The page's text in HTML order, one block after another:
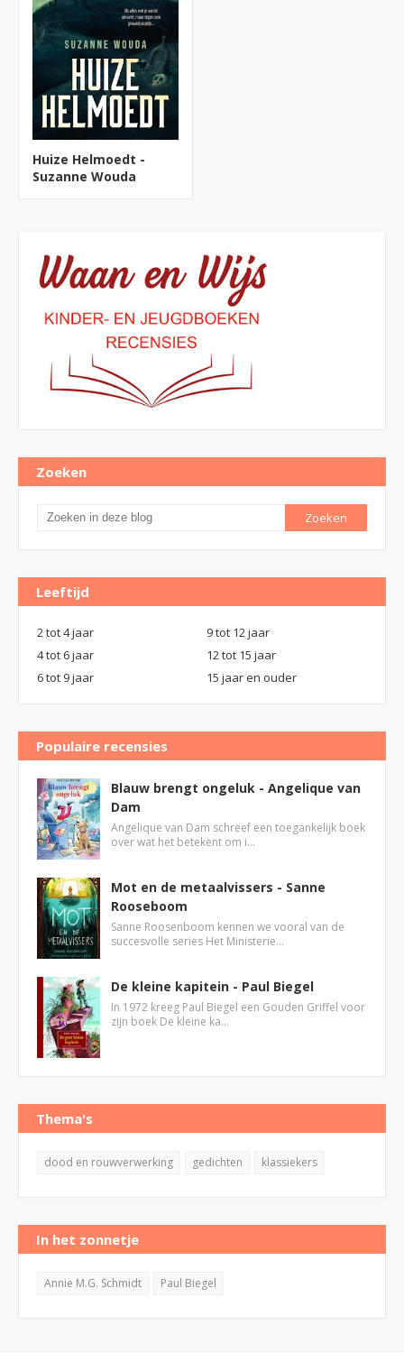
Huize Helmoedt -
Suzanne Wouda
Zoeken
Leeftijd
2 tot 4 jaar
9 tot 12 jaar
4 tot 6 jaar
12 tot 15 jaar
6 tot 9 jaar
15 jaar en ouder
Populaire recensies
Blauw brengt ongeluk - Angelique van
Dam
Angelique van Dam schreef een toegankelijk boek
over wat het betekent om i…
Mot en de metaalvissers - Sanne
Rooseboom
Sanne Roosenboom kennen we vooral van de
succesvolle series Het Ministerie…
De kleine kapitein - Paul Biegel
In 1972 kreeg Paul Biegel een Gouden Griffel voor
zijn boek De kleine ka…
Thema's
dood en rouwverwerking gedichten klassiekers
In het zonnetje
Annie M.G. Schmidt Paul Biegel